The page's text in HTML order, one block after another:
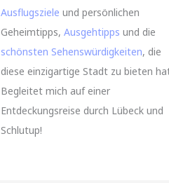
Ausflugsziele und persönlichen
Geheimtipps, Ausgehtipps und die
schönsten Sehenswürdigkeiten, die
diese einzigartige Stadt zu bieten
Begleitet mich auf einer
Entdeckungsreise durch Lübeck und
Schlutup!